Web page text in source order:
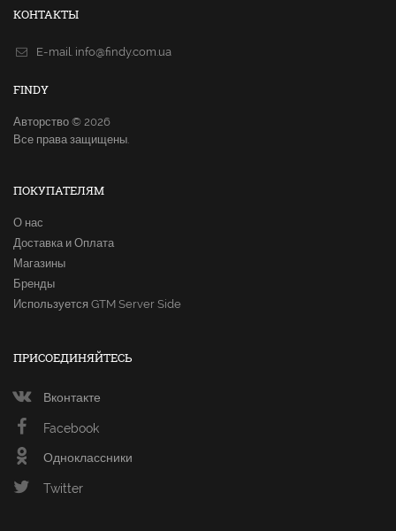
КОНТАКТЫ
E-mail. info@findy.com.ua
FINDY
Авторство © 2026
Все права защищены.
ПОКУПАТЕЛЯМ
О нас
Доставка и Оплата
Магазины
Бренды
Используется GTM Server Side
ПРИСОЕДИНЯЙТЕСЬ
Вконтакте
Facebook
Одноклассники
Twitter